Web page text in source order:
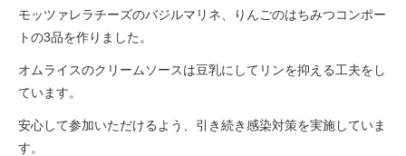
モッツァレラチーズのバジルマリネ、りんごのはちみつコンポー
トの3品を作りました。
オムライスのクリームソースは豆乳にしてリンを抑える工夫をし
ています。
安心して参加いただけるよう、引き続き感染対策を実施していま
す。